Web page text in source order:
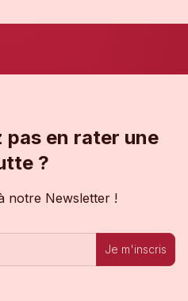
pas en rater une
?
notre Newsletter !
Je m'inscris